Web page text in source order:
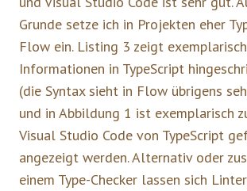
Grunde setze ich in Projekten eher
Flow ein. Listing 3 zeigt
Informationen in TypeScript
(die Syntax sieht in Flow übrigens
und in Abbildung 1 ist exemplarisch
Visual Studio Code von TypeScript
angezeigt werden. Alternativ oder
einem Type-Checker lassen sich